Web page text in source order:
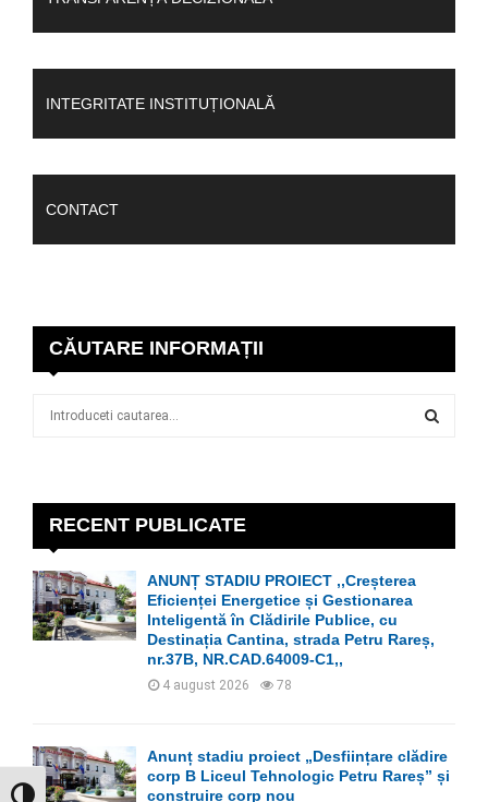
INTEGRITATE INSTITUȚIONALĂ
CONTACT
CĂUTARE INFORMAȚII
r
:
E
A
C
RECENT PUBLICATE
ANUNȚ STADIU PROIECT ,,Creșterea
Eficienței Energetice și Gestionarea
Inteligentă în Clădirile Publice, cu
Destinația Cantina, strada Petru Rareș,
nr.37B, NR.CAD.64009-C1,,
4 august 2026 78
Anunț stadiu proiect „Desființare clădire
corp B Liceul Tehnologic Petru Rareș” și
construire corp nou